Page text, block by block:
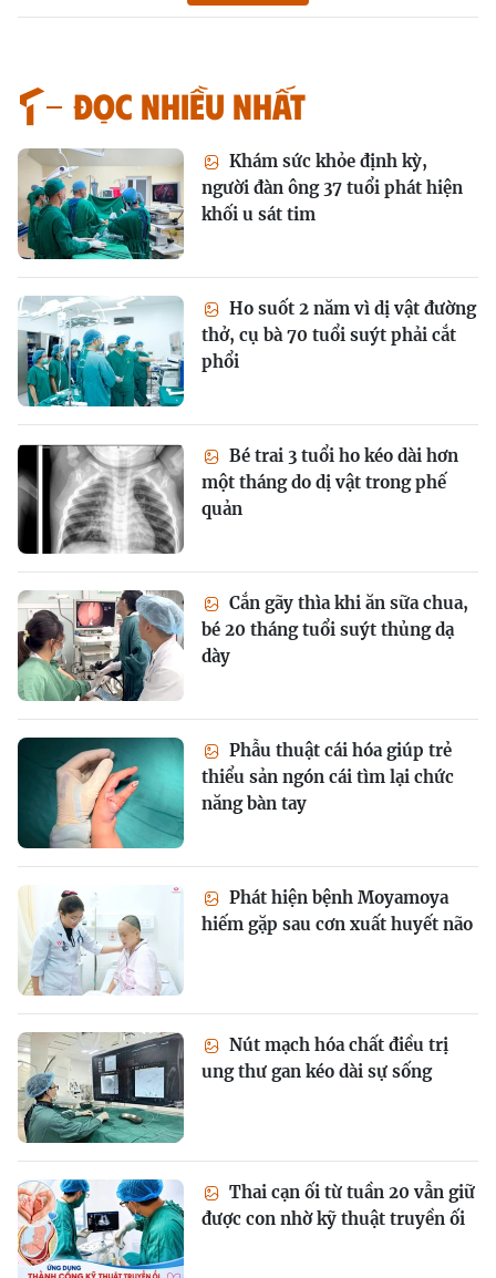
Đọc nhiều nhất
Khám sức khỏe định kỳ,
người đàn ông 37 tuổi phát hiện
khối u sát tim
Ho suốt 2 năm vì dị vật đường
thở, cụ bà 70 tuổi suýt phải cắt
phổi
Bé trai 3 tuổi ho kéo dài hơn
một tháng do dị vật trong phế
quản
Cắn gãy thìa khi ăn sữa chua,
bé 20 tháng tuổi suýt thủng dạ
dày
Phẫu thuật cái hóa giúp trẻ
thiểu sản ngón cái tìm lại chức
năng bàn tay
Phát hiện bệnh Moyamoya
hiếm gặp sau cơn xuất huyết não
Nút mạch hóa chất điều trị
ung thư gan kéo dài sự sống
Thai cạn ối từ tuần 20 vẫn giữ
được con nhờ kỹ thuật truyền ối